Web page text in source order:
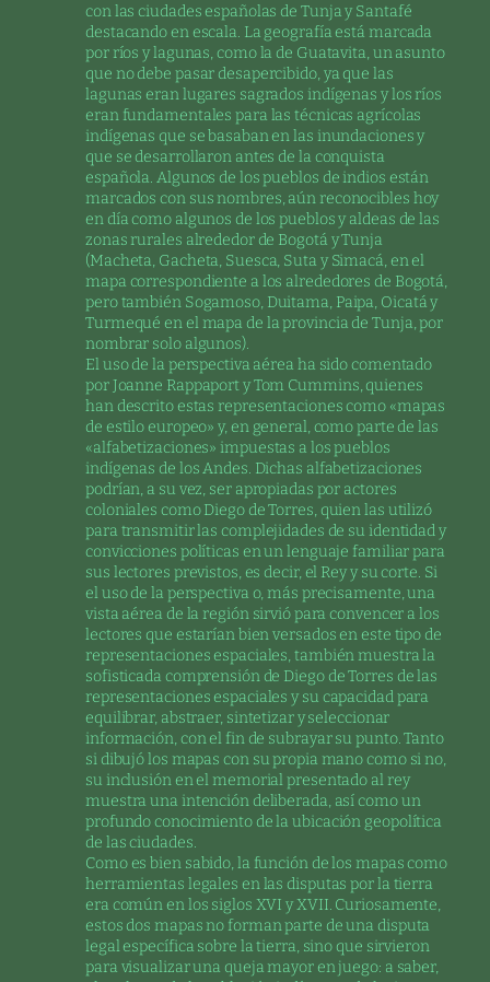
con las ciudades españolas de Tunja y Santafé
destacando en escala. La geografía está marcada
por ríos y lagunas, como la de Guatavita, un asunto
que no debe pasar desapercibido, ya que las
lagunas eran lugares sagrados indígenas y los ríos
eran fundamentales para las técnicas agrícolas
indígenas que se basaban en las inundaciones y
que se desarrollaron antes de la conquista
española. Algunos de los pueblos de indios están
marcados con sus nombres, aún reconocibles hoy
en día como algunos de los pueblos y aldeas de las
zonas rurales alrededor de Bogotá y Tunja
(Macheta, Gacheta, Suesca, Suta y Simacá, en el
mapa correspondiente a los alrededores de Bogotá,
pero también Sogamoso, Duitama, Paipa, Oicatá y
Turmequé en el mapa de la provincia de Tunja, por
nombrar solo algunos).
El uso de la perspectiva aérea ha sido comentado
por Joanne Rappaport y Tom Cummins, quienes
han descrito estas representaciones como «mapas
de estilo europeo» y, en general, como parte de las
«alfabetizaciones» impuestas a los pueblos
indígenas de los Andes. Dichas alfabetizaciones
podrían, a su vez, ser apropiadas por actores
coloniales como Diego de Torres, quien las utilizó
para transmitir las complejidades de su identidad y
convicciones políticas en un lenguaje familiar para
sus lectores previstos, es decir, el Rey y su corte. Si
el uso de la perspectiva o, más precisamente, una
vista aérea de la región sirvió para convencer a los
lectores que estarían bien versados en este tipo de
representaciones espaciales, también muestra la
sofisticada comprensión de Diego de Torres de las
representaciones espaciales y su capacidad para
equilibrar, abstraer, sintetizar y seleccionar
información, con el fin de subrayar su punto. Tanto
si dibujó los mapas con su propia mano como si no,
su inclusión en el memorial presentado al rey
muestra una intención deliberada, así como un
profundo conocimiento de la ubicación geopolítica
de las ciudades.
Como es bien sabido, la función de los mapas como
herramientas legales en las disputas por la tierra
era común en los siglos XVI y XVII. Curiosamente,
estos dos mapas no forman parte de una disputa
legal específica sobre la tierra, sino que sirvieron
para visualizar una queja mayor en juego: a saber,